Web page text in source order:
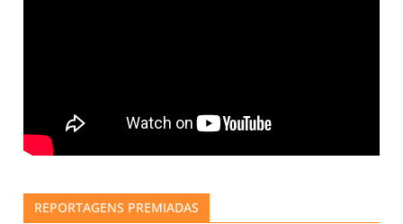
REPORTAGENS PREMIADAS